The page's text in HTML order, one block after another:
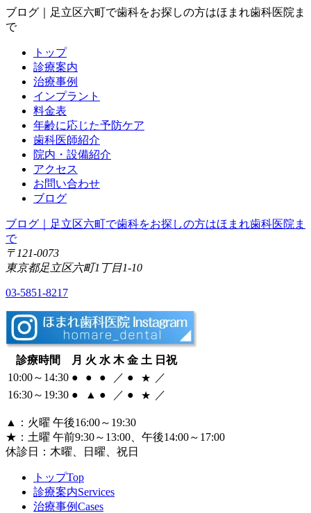
ブログ｜足立区六町で歯科をお探しの方はほまれ歯科医院ま
で
トップ
診療案内
治療事例
インプラント
料金表
年齢に応じた予防ケア
歯科医師紹介
院内・設備紹介
アクセス
お問い合わせ
ブログ
ブログ｜足立区六町で歯科をお探しの方はほまれ歯科医院ま
で
〒121-0073
東京都足立区六町1丁目1-10
03-5851-8217
診療時間 月 火 水 木 金 土 日祝
10:00～14:30 ● ● ● ／ ● ★ ／
16:30～ 19:30 ● ▲ ● ／ ● ★ ／
▲
：火曜 午後16:00～19:30
★ ：土曜 午前9:30～13:00、午後14:00～17:00
休診日： 木曜、日曜、祝日
トップTop
診療案内Services
治療事例Cases